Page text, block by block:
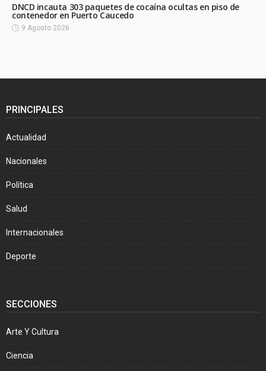
DNCD incauta 303 paquetes de cocaína ocultas en piso de
contenedor en Puerto Caucedo
9 Agosto 2026
PRINCIPALES
Actualidad
Nacionales
Política
Salud
Internacionales
Deporte
SECCIONES
Arte Y Cultura
Ciencia